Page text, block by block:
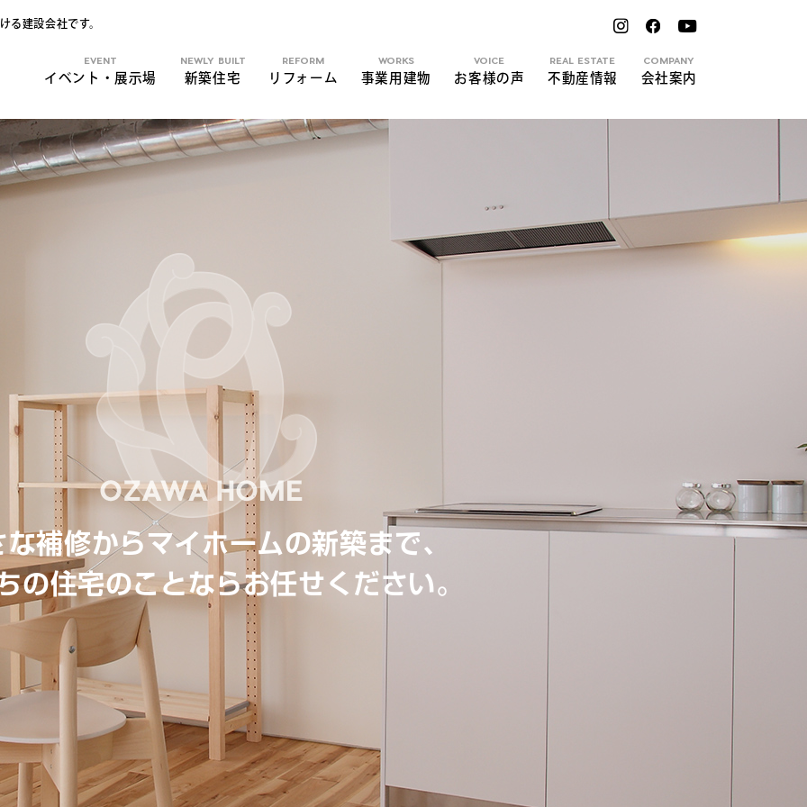
る建設会社です。
EVENT
イベント・展示場
NEWLY BUILT
新築住宅
REFORM
リフォーム
WORKS
事業用建物
VOICE
お客様の声
REAL ESTATE
不動産情報
COMPANY
会社案内
な補修からマイホームの新築まで、
の住宅のことならお任せください。